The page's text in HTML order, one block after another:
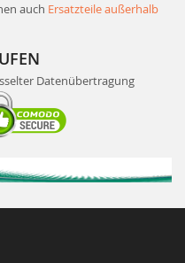
auch Ersatzteile außerhalb
Datenübertragung